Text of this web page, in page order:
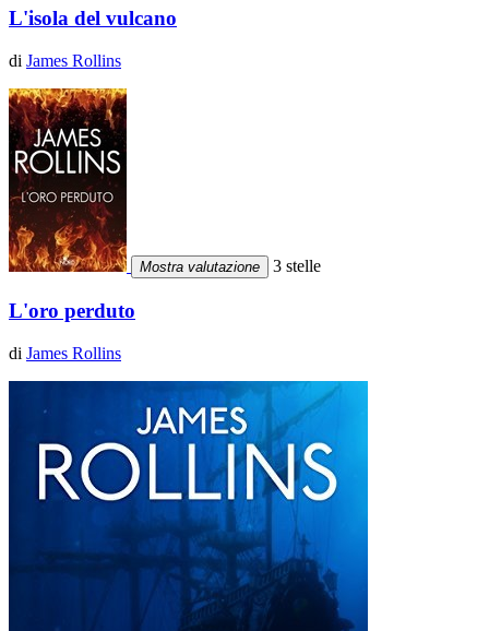
L'isola del vulcano
di James Rollins
Mostra valutazione 3 stelle
L'oro perduto
di James Rollins